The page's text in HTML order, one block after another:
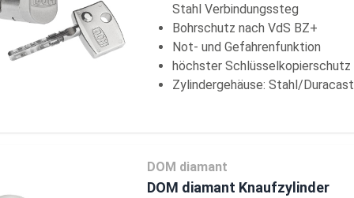
Stahl Verbindungssteg
Bohrschutz nach VdS BZ+
Not- und Gefahrenfunktion
höchster Schlüsselkopierschutz
Zylindergehäuse: Stahl/Duracast
DOM diamant
DOM diamant Knaufzylinder